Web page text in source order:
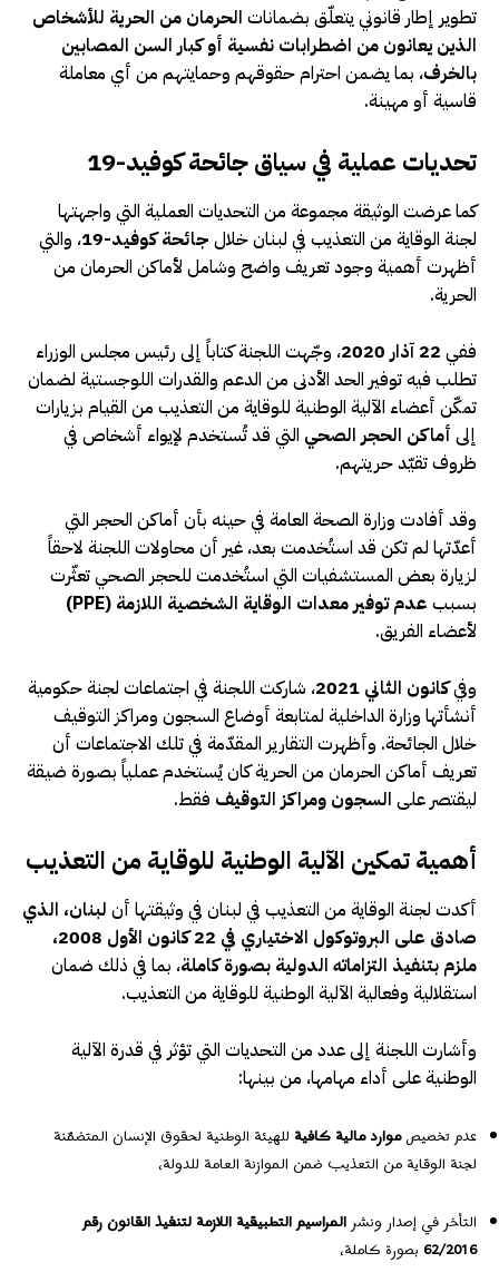
تطوير إطار قانوني يتعلّق بضمانات الحرمان من الحرية للأشخاص
الذين يعانون من اضطرابات نفسية أو كبار السن المصابين
بالخرف، بما يضمن احترام حقوقهم وحمايتهم من أي معاملة
قاسية أو مهينة.
تحديات عملية في سياق جائحة كوفيد-19
كما عرضت الوثيقة مجموعة من التحديات العملية التي واجهتها
لجنة الوقاية من التعذيب في لبنان خلال جائحة كوفيد-19
، والتي
أظهرت أهمية وجود تعريف واضح وشامل لأماكن الحرمان من
الحرية.
ففي 22 آذار 2020
، وجّهت اللجنة كتاباً إلى رئيس مجلس الوزراء
تطلب فيه توفير الحد الأدنى من الدعم والقدرات اللوجستية لضمان
تمكّن أعضاء الآلية الوطنية للوقاية من التعذيب من القيام بزيارات
إلى أماكن الحجر الصحي التي قد تُستخدم لإيواء أشخاص في
ظروف تقيّد حريتهم.
وقد أفادت وزارة الصحة العامة في حينه بأن أماكن الحجر التي
أعدّتها لم تكن قد استُخدمت بعد، غير أن محاولات اللجنة لاحقاً
لزيارة بعض المستشفيات التي استُخدمت للحجر الصحي تعثّرت
بسبب عدم توفير معدات الوقاية الشخصية اللازمة (PPE)
لأعضاء الفريق.
وفيكانون الثاني 2021
، شاركت اللجنة في اجتماعات لجنة حكومية
أنشأتها وزارة الداخلية لمتابعة أوضاع السجون ومراكز التوقيف
خلال الجائحة. وأظهرت التقارير المقدّمة في تلك الاجتماعات أن
تعريف أماكن الحرمان من الحرية كان يُستخدم عملياً بصورة ضيقة
ليقتصر على السجون ومراكز التوقيف فقط.
أهمية تمكين الآلية الوطنية للوقاية من التعذيب
أكدت لجنة الوقاية من التعذيب في لبنان في وثيقتها أن لبنان، الذي
صادق على البروتوكول الاختياري في 22 كانون الأول 2008،
ملزم بتنفيذ التزاماته الدولية بصورة كاملة، بما في ذلك ضمان
استقلالية وفعالية الآلية الوطنية للوقاية من التعذيب.
وأشارت اللجنة إلى عدد من التحديات التي تؤثر في قدرة الآلية
الوطنية على أداء مهامها، من بينها:
عدم تخصيصموارد مالية كافية للهيئة الوطنية لحقوق الإنسان المتضمّنة
لجنة الوقاية من التعذيب ضمن الموازنة العامة للدولة،
التأخر في إصدار ونشرالمراسيم التطبيقية اللازمة لتنفيذ القانون رقم
62/2016 بصورة كاملة،